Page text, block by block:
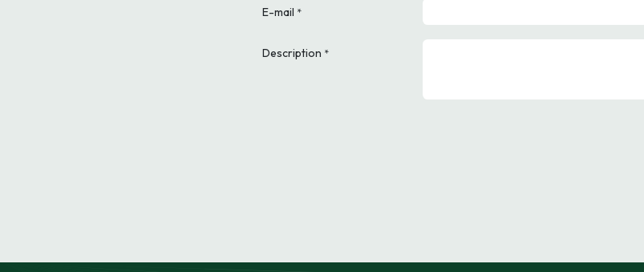
E-mail *
Description *